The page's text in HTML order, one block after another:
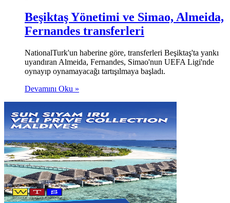
Beşiktaş Yönetimi ve Simao, Almeida,
Fernandes transferleri
NationalTurk'un haberine göre, transferleri Beşiktaş'ta yankı
uyandıran Almeida, Fernandes, Simao'nun UEFA Ligi'nde
oynayıp oynamayacağı tartışılmaya başladı.
Devamını Oku »